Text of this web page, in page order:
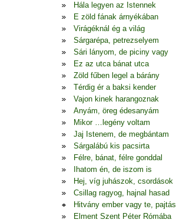
Hála legyen az Istennek
E zöld fának árnyékában
Virágéknál ég a világ
Sárgarépa, petrezselyem
Sári lányom, de piciny vagy
Ez az utca bánat utca
Zöld fűben legel a bárány
Térdig ér a baksi kender
Vajon kinek harangoznak
Anyám, öreg édesanyám
Mikor …legény voltam
Jaj Istenem, de megbántam
Sárgalábú kis pacsirta
Félre, bánat, félre gonddal
Ihatom én, de iszom is
Hej, víg juhászok, csordások
Csillag ragyog, hajnal hasad
Hitvány ember vagy te, pajtás
Elment Szent Péter Rómába